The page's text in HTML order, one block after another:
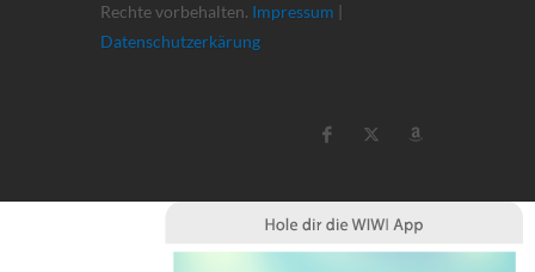
Rechte vorbehalten. Impressum |
Datenschutzerkärung